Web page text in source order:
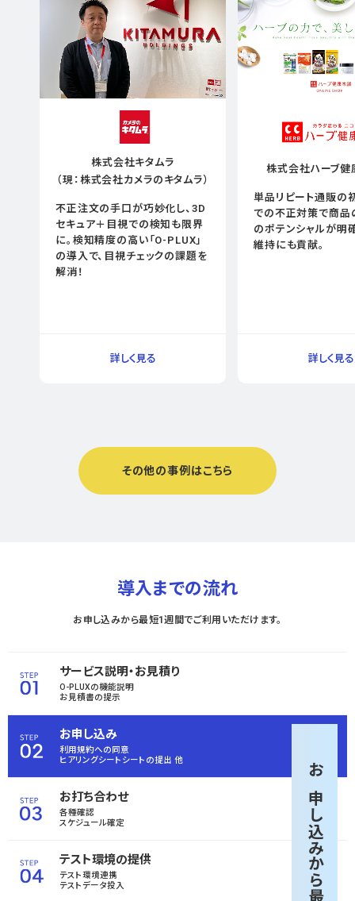
株式会社キタムラ
（現：株式会社カメラのキタムラ）
不正注文の手口が巧妙化し、3D
セキュア＋目視での検知も限界
に。検知精度の高い「O-PLUX」
の導入で、目視チェックの課題を
解消！
株式会社ハーブ健
単品リピート通販の
での不正対策で商品
のポテンシャルが明
維持にも貢献。
その他の事例はこちら
導入までの流れ
お申し込みから最短1週間でご利用いただけます。
サービス説明・お見積り
O-PLUXの機能説明
お見積書の提示
お申し込み
利用規約への同意
ヒアリングシートシートの提出 他
お打ち合わせ
各種確認
スケジュール確定
テスト環境の提供
テスト環境連携
テストデータ投入
お申し込みから